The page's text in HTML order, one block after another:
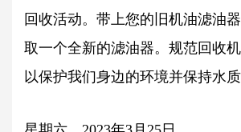
回收活动。带上您的旧机油滤油
取一个全新的滤油器。规范回收
以保护我们身边的环境并保持水质